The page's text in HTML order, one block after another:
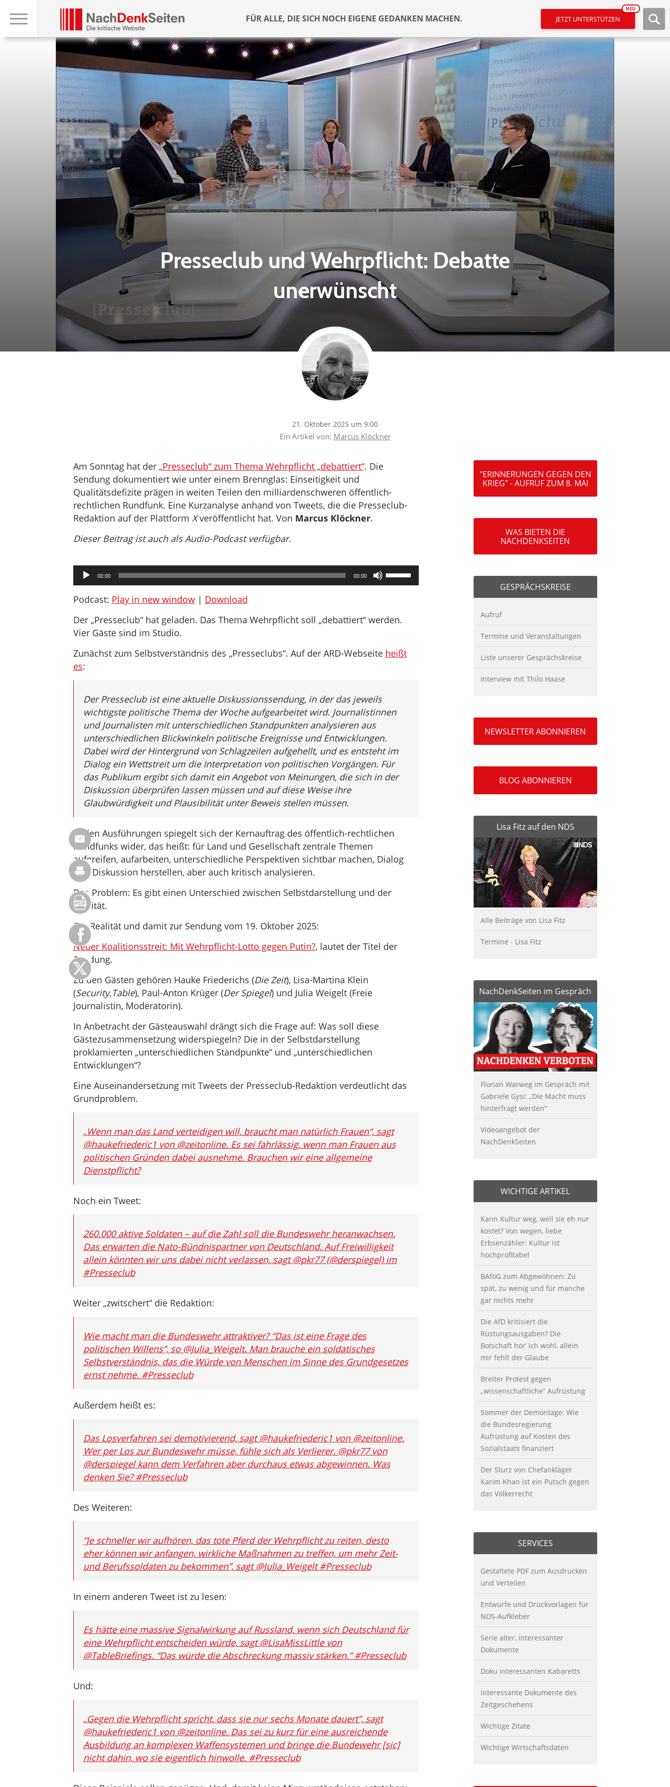
FÜR ALLE, DIE SICH NOCH EIGENE GEDANKEN MACHEN. JETZT UNTERSTÜTZEN
NEU
Presseclub und Wehrpflicht: Debatte
unerwünscht
21. Oktober 2025 um 9:00
Ein Artikel von: Marcus Klöckner
Am Sonntag hat der „Presseclub“ zum Thema Wehrpflicht „debattiert“. Die
Sendung dokumentiert wie unter einem Brennglas: Einseitigkeit und
Qualitätsdefizite prägen in weiten Teilen den milliardenschweren öffentlich-
rechtlichen Rundfunk. Eine Kurzanalyse anhand von Tweets, die die Presseclub-
Redaktion auf der Plattform Xveröffentlicht hat. Von Marcus Klöckner.
Dieser Beitrag ist auch als Audio-Podcast verfügbar.
Audio-
Player
00:00 00:00
Pfeiltasten
Hoch/Runter
die
regeln.
Podcast: Play in new window| Download
Der „Presseclub“ hat geladen. Das Thema Wehrpflicht soll „debattiert“ werden.
Vier Gäste sind im Studio.
Zunächst zum Selbstverständnis des „Presseclubs“. Auf der ARD-Webseite heißt
es:
Der Presseclub ist eine aktuelle Diskussionssendung, in der das jeweils
wichtigste politische Thema der Woche aufgearbeitet wird. Journalistinnen
und Journalisten mit unterschiedlichen Standpunkten analysieren aus
unterschiedlichen Blickwinkeln politische Ereignisse und Entwicklungen.
Dabei wird der Hintergrund von Schlagzeilen aufgehellt, und es entsteht im
Dialog ein Wettstreit um die Interpretation von politischen Vorgängen. Für
das Publikum ergibt sich damit ein Angebot von Meinungen, die sich in der
Diskussion überprüfen lassen müssen und auf diese Weise ihre
Glaubwürdigkeit und Plausibilität unter Beweis stellen müssen.
In den Ausführungen spiegelt sich der Kernauftrag des öffentlich-rechtlichen
Rundfunks wider, das heißt: für Land und Gesellschaft zentrale Themen
aufgreifen, aufarbeiten, unterschiedliche Perspektiven sichtbar machen, Dialog
und Diskussion herstellen, aber auch kritisch analysieren.
Das Problem: Es gibt einen Unterschied zwischen Selbstdarstellung und der
Realität.
Zur Realität und damit zur Sendung vom 19. Oktober 2025:
Neuer Koalitionsstreit: Mit Wehrpflicht-Lotto gegen Putin?, lautet der Titel der
Sendung.
Zu den Gästen gehören Hauke Friederichs (Die Zeit), Lisa-Martina Klein
(Security.Table), Paul-Anton Krüger (Der Spiegel) und Julia Weigelt (Freie
Journalistin, Moderatorin).
In Anbetracht der Gästeauswahl drängt sich die Frage auf: Was soll diese
Gästezusammensetzung widerspiegeln? Die in der Selbstdarstellung
proklamierten „unterschiedlichen Standpunkte“ und „unterschiedlichen
Entwicklungen“?
Eine Auseinandersetzung mit Tweets der Presseclub-Redaktion verdeutlicht das
Grundproblem.
„Wenn man das Land verteidigen will, braucht man natürlich Frauen“, sagt
@haukefriederic1 von @zeitonline. Es sei fahrlässig, wenn man Frauen aus
politischen Gründen dabei ausnehme. Brauchen wir eine allgemeine
Dienstpflicht?
Noch ein Tweet:
260.000 aktive Soldaten – auf die Zahl soll die Bundeswehr heranwachsen.
Das erwarten die Nato-Bündnispartner von Deutschland. Auf Freiwilligkeit
allein könnten wir uns dabei nicht verlassen, sagt @pkr77 (@derspiegel) im
#Presseclub
Weiter „zwitschert“ die Redaktion:
Wie macht man die Bundeswehr attraktiver? “Das ist eine Frage des
politischen Willens”, so @Julia_Weigelt. Man brauche ein soldatisches
Selbstverständnis, das die Würde von Menschen im Sinne des Grundgesetzes
ernst nehme. #Presseclub
Außerdem heißt es:
Das Losverfahren sei demotivierend, sagt @haukefriederic1 von @zeitonline.
Wer per Los zur Bundeswehr müsse, fühle sich als Verlierer. @pkr77 von
@derspiegel kann dem Verfahren aber durchaus etwas abgewinnen. Was
denken Sie? #Presseclub
Des Weiteren:
“Je schneller wir aufhören, das tote Pferd der Wehrpflicht zu reiten, desto
eher können wir anfangen, wirkliche Maßnahmen zu treffen, um mehr Zeit-
und Berufssoldaten zu bekommen”, sagt @Julia_Weigelt #Presseclub
In einem anderen Tweet ist zu lesen:
Es hätte eine massive Signalwirkung auf Russland, wenn sich Deutschland für
eine Wehrpflicht entscheiden würde, sagt @LisaMissLittle von
@TableBriefings. “Das würde die Abschreckung massiv stärken.” #Presseclub
Und:
„Gegen die Wehrpflicht spricht, dass sie nur sechs Monate dauert”, sagt
@haukefriederic1 von @zeitonline. Das sei zu kurz für eine ausreichende
Ausbildung an komplexen Waffensystemen und bringe die Bundewehr [sic]
nicht dahin, wo sie eigentlich hinwolle. #Presseclub
"ERINNERUNGEN GEGEN DEN
KRIEG" - AUFRUF ZUM 8. MAI
WAS BIETEN DIE
NACHDENKSEITEN
GESPRÄCHSKREISE
Aufruf
Termine und Veranstaltungen
Liste unserer Gesprächskreise
Interview mit Thilo Haase
NEWSLETTER ABONNIEREN
BLOG ABONNIEREN
Lisa Fitz auf den NDS
Alle Beiträge von Lisa Fitz
Termine - Lisa Fitz
NachDenkSeiten im Gespräch
Florian Warweg im Gespräch mit
Gabriele Gysi: „Die Macht muss
hinterfragt werden“
Videoangebot der
NachDenkSeiten
WICHTIGE ARTIKEL
Kann Kultur weg, weil sie eh nur
kostet? Von wegen, liebe
Erbsenzähler: Kultur ist
hochprofitabel
BAföG zum Abgewöhnen: Zu
spät, zu wenig und für manche
gar nichts mehr
Die AfD kritisiert die
Rüstungsausgaben? Die
Botschaft hör’ ich wohl, allein
mir fehlt der Glaube
Breiter Protest gegen
„wissenschaftliche“ Aufrüstung
Sommer der Demontage: Wie
die Bundesregierung
Aufrüstung auf Kosten des
Sozialstaats finanziert
Der Sturz von Chefankläger
Karim Khan ist ein Putsch gegen
das Völkerrecht
SERVICES
Gestaltete PDF zum Ausdrucken
und Verteilen
Entwürfe und Druckvorlagen für
NDS-Aufkleber
Serie alter, interessanter
Dokumente
Doku interessanten Kabaretts
Interessante Dokumente des
Zeitgeschehens
Wichtige Zitate
Wichtige Wirtschaftsdaten